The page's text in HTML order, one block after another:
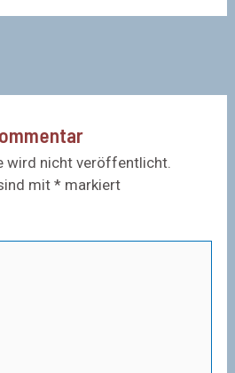
wird nicht veröffentlicht.
mit* markiert